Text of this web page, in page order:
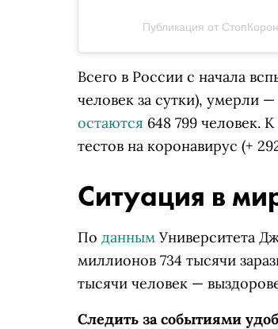
Публикация от
Всего в России с начала
человек за сутки), умерли
остаются 648 799 человек.
тестов на коронавирус (+
Ситуация в
По данным Университета
миллионов 734 тысячи
тысячи человек —
Следить за событиями